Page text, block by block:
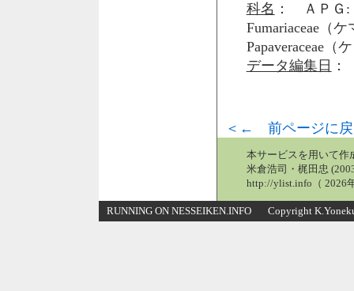
科名 ： ＡＰＧ:
Fumariaceae（
Papaveraceae（
データ編集日
＜← 前ページに戻
本サービスを用いて作
米倉浩司・梶田忠
http://ylist.info（ 2026
RUNNING ON NESSEIKEN.INFO Copyright